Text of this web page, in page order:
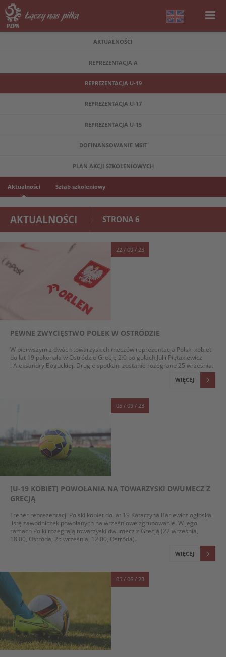
AKTUALNOŚCI
REPREZENTACJA A
REPREZENTACJA U-19
REPREZENTACJA U-17
REPREZENTACJA U-15
DOFINANSOWANIE MSIT
PLAN AKCJI SZKOLENIOWYCH
Aktualności Sztab szkoleniowy
AKTUALNOŚCI STRONA 6
22 / 09 / 23
PEWNE ZWYCIĘSTWO POLEK W OSTRÓDZIE
W pierwszym z dwóch towarzyskich meczów reprezentacja Polski kobiet
do lat 19 pokonała w Ostródzie Grecję 2:0 po golach Julii Piętakiewicz
i Aleksandry Boguckiej. Drugie spotkani zostanie rozegrane 25 września.
WIĘCEJ
05 / 09 / 23
[U-19 KOBIET] POWOŁANIA NA TOWARZYSKI DWUMECZ Z
GRECJĄ
Trener reprezentacji Polski kobiet do lat 19 Katarzyna Barlewicz ogłosiła
listę zawodniczek powołanych na wrześniowe zgrupowanie. W jego
ramach Polki rozegrają towarzyski dwumecz z Grecją (22 września,
18:00, Ostróda; 25 września, 12:00, Ostróda).
WIĘCEJ
05 / 06 / 23